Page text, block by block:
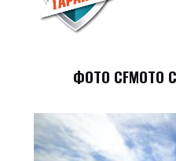
ФОТО CFMOTO